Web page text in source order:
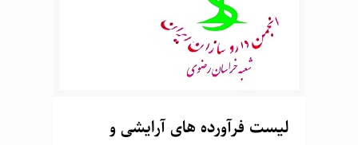
لیست فرآورده های آرایشی و